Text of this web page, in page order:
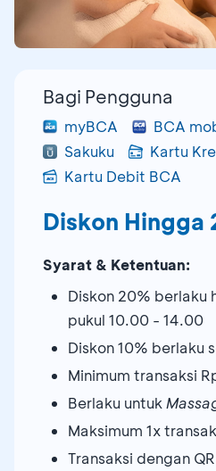
Bagi Pengguna
myBCA BCA
Sakuku
Kartu
Kartu Debit BCA
Diskon Hingga
Syarat & Ketentuan:
Diskon 20% berlaku
pukul 10.00 - 14.00
Diskon 10% berlaku
Minimum transaksi
Berlaku untuk
Maksimum 1x
Transaksi dengan